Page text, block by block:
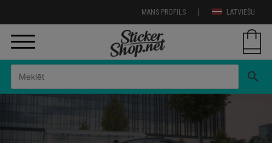
LATVIEŠU
|
MANS PROFILS
search